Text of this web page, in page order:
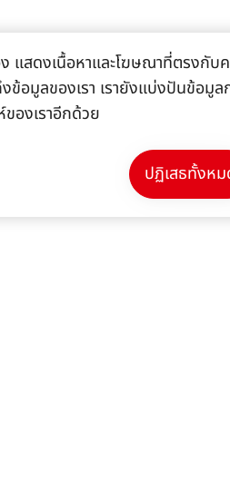
แสดงเนื้อหาและโฆษณาที่ตรงกับ
ข้อมูลของเรา เรายังแบ่งปันข้อมูล
ของเราอีกด้วย
ปฏิเสธทั้งห